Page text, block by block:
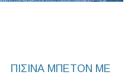
ΠΙΣΊΝΑ ΜΠΕΤΌΝ ΜΕ